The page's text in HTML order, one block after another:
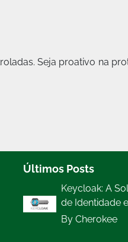
Seja proativo na
Últimos Posts
Keycloak: A
de Identidade
By Cherokee